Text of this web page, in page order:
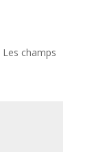
Les champs